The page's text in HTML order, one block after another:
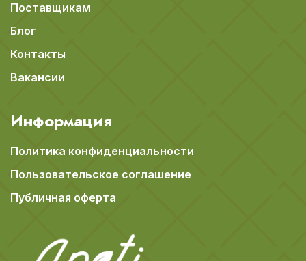
Поставщикам
Блог
Контакты
Вакансии
Информация
Политика конфиденциальности
Пользовательское соглашение
Публичная оферта